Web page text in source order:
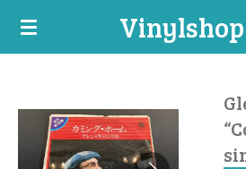
Ga
hoofdinhoud